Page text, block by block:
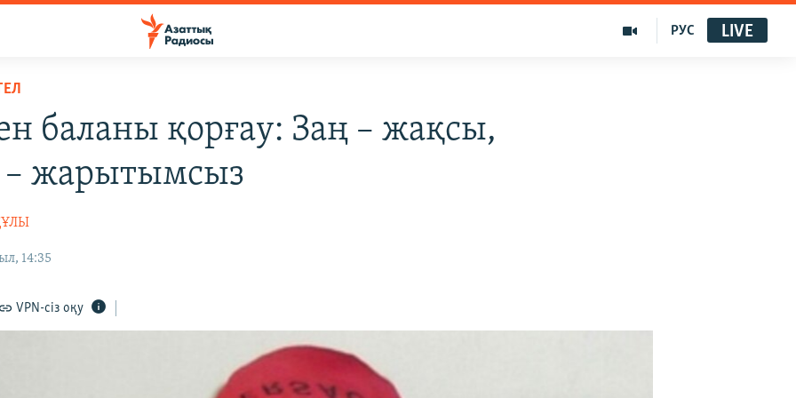
РУС LIVE
баланы қорғау: Заң – жақсы,
– жарытымсыз
14:35
VPN-сіз оқу